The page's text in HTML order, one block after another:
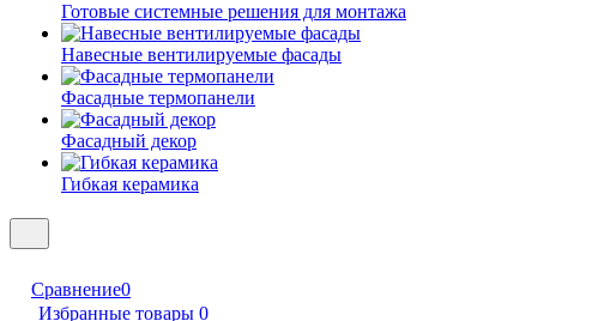
Готовые системные решения для монтажа
Навесные вентилируемые фасады
Фасадные термопанели
Фасадный декор
Гибкая керамика
Сравнение0
Избранные товары 0